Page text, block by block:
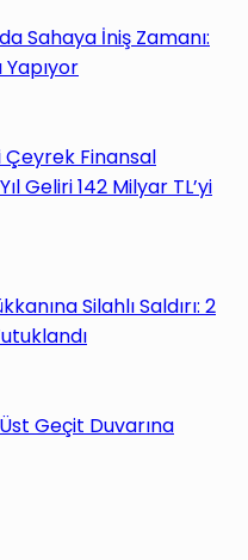
Sahaya İniş Zamanı:
Finansal
Geliri 142 Milyar TL’yi
Silahlı Saldırı: 2
Geçit Duvarına